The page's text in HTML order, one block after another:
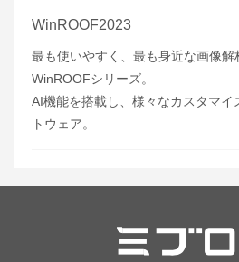
WinROOF2023
最も使いやすく、最も身近な画像
WinROOFシリーズ。
AI機能を搭載し、様々なカスタマイ
トウェア。